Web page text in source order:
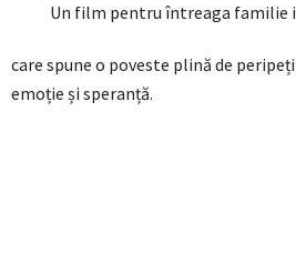
Un film pentru întreaga familie
care spune o poveste plină de
emoție și speranță.